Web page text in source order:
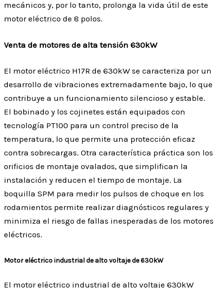
mecánicos y, por lo tanto, prolonga la vida útil de este
motor eléctrico de 8 polos.
Venta de motores de alta tensión 630kW
El motor eléctrico H17R de 630kW se caracteriza por un
desarrollo de vibraciones extremadamente bajo, lo que
contribuye a un funcionamiento silencioso y estable.
El bobinado y los cojinetes están equipados con
tecnología PT100 para un control preciso de la
temperatura, lo que permite una protección eficaz
contra sobrecargas. Otra característica práctica son los
orificios de montaje ovalados, que simplifican la
instalación y reducen el tiempo de montaje. La
boquilla SPM para medir los pulsos de choque en los
rodamientos permite realizar diagnósticos regulares y
minimiza el riesgo de fallas inesperadas de los motores
eléctricos.
Motor eléctrico industrial de alto voltaje de 630kW
El motor eléctrico industrial de alto voltaje 630kW